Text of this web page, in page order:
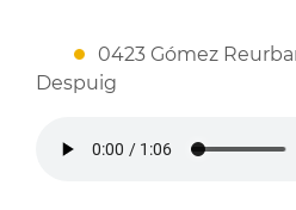
0423 Gómez
Despuig